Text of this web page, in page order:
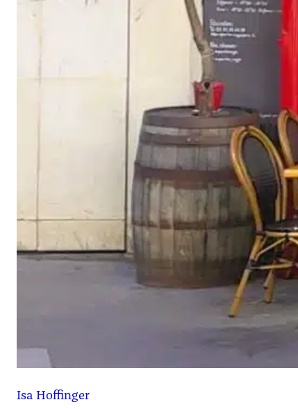
Isa Hoffinger